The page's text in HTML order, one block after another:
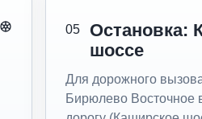
05
Остановка:
шоссе
Для дорожного
Бирюлево Восточное